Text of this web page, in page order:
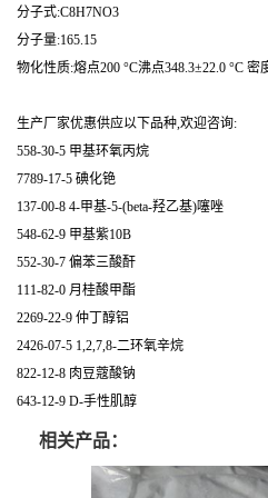
分子式:C8H7NO3
分子量:165.15
物化性质:熔点200 °C沸点348.3±22.0 °C 密
生产厂家优惠供应以下品种,欢迎咨询:
558-30-5 甲基环氧丙烷
7789-17-5 碘化铯
137-00-8 4-甲基-5-(beta-羟乙基)噻唑
548-62-9 甲基紫10B
552-30-7 偏苯三酸酐
111-82-0 月桂酸甲酯
2269-22-9 仲丁醇铝
2426-07-5 1,2,7,8-二环氧辛烷
822-12-8 肉豆蔻酸钠
643-12-9 D-手性肌醇
相关产品：